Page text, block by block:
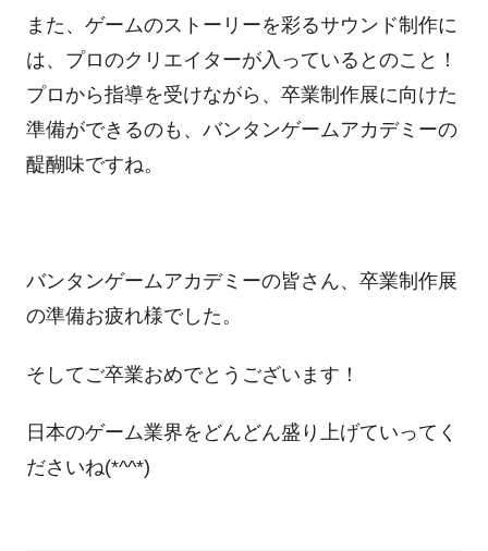
また、ゲームのストーリーを彩るサウンド制作に
は、プロのクリエイターが入っているとのこと！
プロから指導を受けながら、卒業制作展に向けた
準備ができるのも、バンタンゲームアカデミーの
醍醐味ですね。
バンタンゲームアカデミーの皆さん、卒業制作展
の準備お疲れ様でした。
そしてご卒業おめでとうございます！
日本のゲーム業界をどんどん盛り上げていってく
ださいね(*^^*)